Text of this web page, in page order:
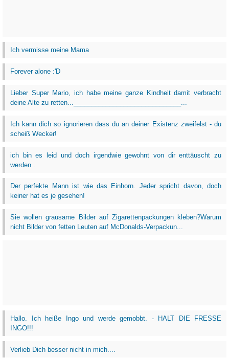
Ich vermisse meine Mama
Forever alone :'D
Lieber Super Mario, ich habe meine ganze Kindheit damit verbracht
deine Alte zu retten...______________________________...
Ich kann dich so ignorieren dass du an deiner Existenz zweifelst - du
scheiß Wecker!
ich bin es leid und doch irgendwie gewohnt von dir enttäuscht zu
werden .
Der perfekte Mann ist wie das Einhorn. Jeder spricht davon, doch
keiner hat es je gesehen!
Sie wollen grausame Bilder auf Zigarettenpackungen kleben?Warum
nicht Bilder von fetten Leuten auf McDonalds-Verpackun...
Hallo. Ich heiße Ingo und werde gemobbt. - HALT DIE FRESSE
INGO!!!
Verlieb Dich besser nicht in mich....